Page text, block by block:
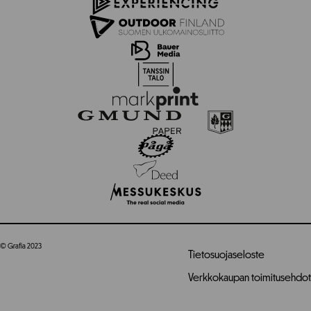
© Grafia 2023
Tietosuojaseloste
Verkkokaupan toimitusehdot